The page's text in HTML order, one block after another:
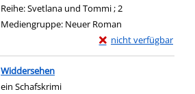
Reihe:Svetlana und Tommi ; 2
Mediengruppe: Neuer Roman
nicht verfügbar
Exemplar-Details von
Widdersehen
ein Schafskrimi